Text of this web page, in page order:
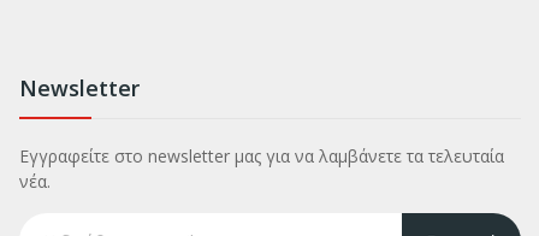
Newsletter
Εγγραφείτε στο newsletter μας για να λαμβάνετε τα τελευταία
νέα.